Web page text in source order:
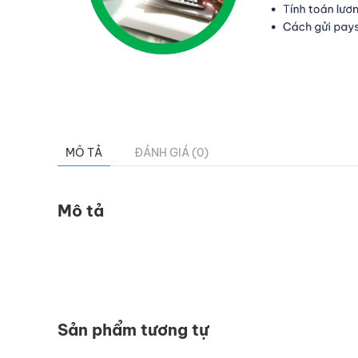
MÔ TẢ ĐÁNH GIÁ (0)
Mô tả
Sản phẩm tương tự